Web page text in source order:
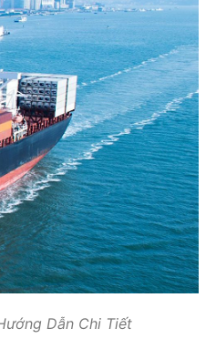
Dẫn Chi Tiết